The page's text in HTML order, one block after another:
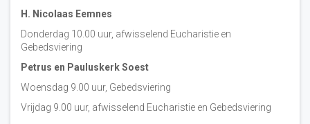
H. Nicolaas Eemnes
Donderdag 10.00 uur, afwisselend Eucharistie en
Gebedsviering
Petrus en Pauluskerk Soest
Woensdag 9.00 uur, Gebedsviering
Vrijdag 9.00 uur, afwisselend Eucharistie en Gebedsviering